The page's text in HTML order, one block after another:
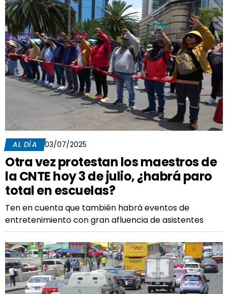
AL DÍA 03/07/2025
Otra vez protestan los maestros de
la CNTE hoy 3 de julio, ¿habrá paro
total en escuelas?
Ten en cuenta que también habrá eventos de
entretenimiento con gran afluencia de asistentes